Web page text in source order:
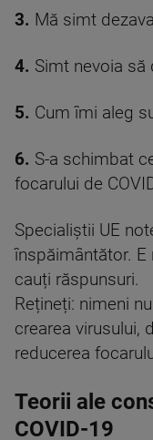
3. Mă simt
4. Simt nevoia să
5. Cum îmi aleg
6. S-a schimbat
focarului de
Specialiștii UE
înspăimântător.
cauți răspunsuri.
Rețineți: nimeni
crearea virusului,
reducerea
Teorii ale
COVID-19